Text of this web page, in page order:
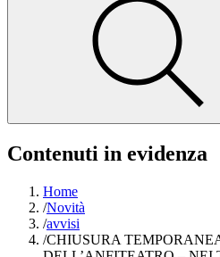
Contenuti in evidenza
Home
/Novità
/avvisi
/CHIUSURA